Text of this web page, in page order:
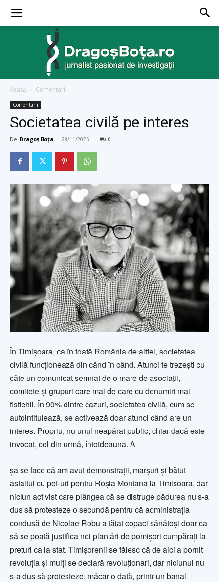
Acasă Comentarii
Comentarii
Societatea civilă pe interes
De Dragoș Boța - 28/11/2025 0
În Timișoara, ca în toată România de altfel, societatea
civilă funcționează din când în când. Atunci te trezești cu
câte un comunicat semnat de o mare de asociații,
comitete și grupuri care mai de care cu denumiri mai
fistichii. În 99% dintre cazuri, societatea civilă, cum se
autointitulează, se activează doar atunci când are un
interes. Propriu, nu unul neapărat public, chiar dacă este
invocat, cel din urmă, întotdeauna. A
șa se face că am avut demonstrații, marșuri și bătut
asfaltul cu pet-uri pentru Roșia Montană la Timișoara, dar
niciun activist care plângea că se distruge pădurea nu s-a
dus să protesteze o secundă pentru că administrația
condusă de Nicolae Robu a tăiat copaci sănătoși doar ca
să se poată justifica noi plantări de pomișori cumpărați la
prețuri ca la stat. Timișorenii se fălesc că de aici a pornit
revoluția și mulți se declară revoluționari, dar niciunul nu
s-a dus să protesteze, măcar o dată, printr-un banal